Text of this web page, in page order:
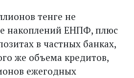
тенге не
накоплений ЕНПФ, плюс
в частных банках,
же объема кредитов,
ежегодных